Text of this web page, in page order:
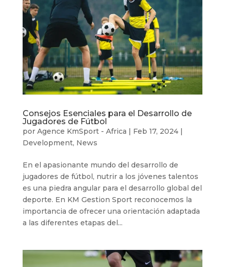
Consejos Esenciales para el Desarrollo de
Jugadores de Fútbol
por Agence KmSport - Africa | Feb 17, 2024|
Development, News
En el apasionante mundo del desarrollo de
jugadores de fútbol, ​​nutrir a los jóvenes talentos
es una piedra angular para el desarrollo global del
deporte. En KM Gestion Sport reconocemos la
importancia de ofrecer una orientación adaptada
a las diferentes etapas del...